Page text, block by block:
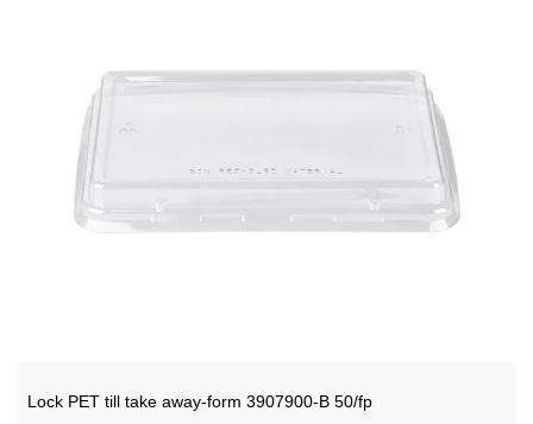
Lock PET till take away-form 3907900-B 50/fp